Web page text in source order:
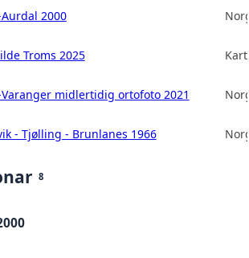
2000
Troms 2025
midlertidig ortofoto 2021
- Tjølling - Brunlanes 1966
8